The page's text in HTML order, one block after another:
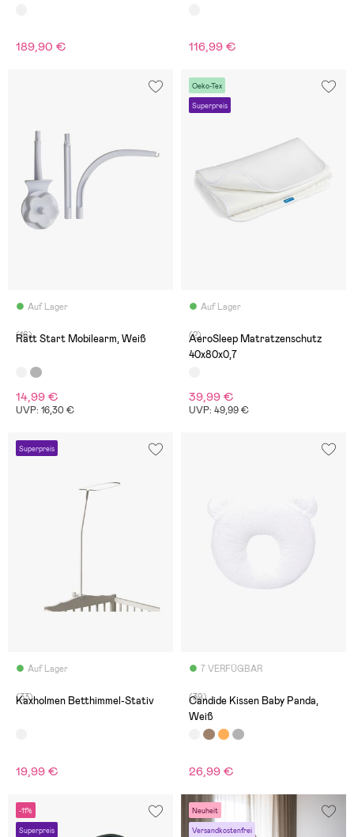
189,90 € 116,99 €
Auf Lager
(16)
Rätt Start Mobilearm, Weiß
14,99 €
UVP: 16,30 €
Oeko-Tex
Superpreis
Auf Lager
(2)
AeroSleep Matratzenschutz
40x80x0,7
39,99 €
UVP: 49,99 €
Superpreis
Auf Lager
(33)
Kaxholmen Betthimmel-Stativ
19,99 €
7 VERFÜGBAR
(39)
Candide Kissen Baby Panda,
Weiß
26,99 €
-11%
Superpreis
Neuheit
Versandkostenfrei